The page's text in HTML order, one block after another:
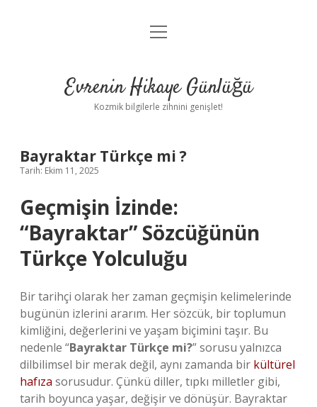
Anasayfa
Yasal Uyarı
menüyü
Evrenin Hikaye Günlüğü
Kozmik bilgilerle zihnini genişlet!
Bayraktar Türkçe mi ?
Tarih: Ekim 11, 2025
Geçmişin İzinde:
“Bayraktar” Sözcüğünün
Türkçe Yolculuğu
Bir tarihçi olarak her zaman geçmişin kelimelerinde
bugünün izlerini ararım. Her sözcük, bir toplumun
kimliğini, değerlerini ve yaşam biçimini taşır. Bu
nedenle “Bayraktar Türkçe mi?” sorusu yalnızca
dilbilimsel bir merak değil, aynı zamanda bir kültürel
hafıza sorusudur. Çünkü diller, tıpkı milletler gibi,
tarih boyunca yaşar, değişir ve dönüşür. Bayraktar